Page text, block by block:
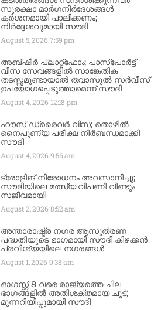
സുരക്ഷാ മാർഗനിർദേശങ്ങൾ
കർശനമായി പാലിക്കണം;
നിർദ്ദേശവുമായി സൗദി
August 5, 2026 7:59 pm
അബ്ഷീർ പ്ലാറ്റ്‌ഫോം; പാസ്‌പോർട്ട്
വിസ സേവങ്ങളിൽ സാങ്കേതിക
തടസ്സമുണ്ടായാൽ തവാസുൽ സർവീസ്
ഉപയോഗപ്പെടുത്താമെന്ന് സൗദി
August 4, 2026 12:18 pm
ഹൗസ് ഡ്രൈവർ വിസ; തൊഴിൽ
നൈപുണ്യ പരീക്ഷ നിർബന്ധമാക്കി
സൗദി
August 4, 2026 9:56 am
ട്രോളിങ് നിരോധനം അവസാനിച്ചു;
സൗദിയിലെ മത്സ്യ വിപണി വീണ്ടും
സജീവമായി
August 2, 2026 8:52 am
അന്താരാഷ്ട്ര നഗര ആസൂത്രണ
പദ്ധതിയുടെ ഭാഗമായി സൗദി കിഴക്കൻ
പ്രവിശ്യയിലെ നഗരങ്ങൾ
August 1, 2026 9:38 am
ഓഗസ്റ്റ് 8 വരെ രാജ്യത്തെ ചില
ഭാഗങ്ങളിൽ അതിശക്തമായ ചൂട്;
മുന്നറിയിപ്പുമായി സൗദി